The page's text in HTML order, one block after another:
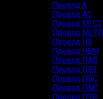
Провод А
Провод АС
Провод МГСТ
Провод МСТП
Провод НВ
Провод НВМ
Провод ПАВ
Провод ПВ3
Провод ПВС
Провод ПМГ
Провод ПТВ